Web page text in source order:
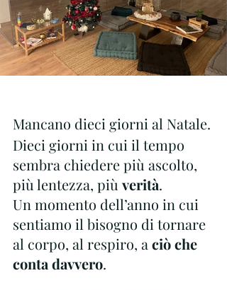
Mancano dieci giorni al Natale.
Dieci giorni in cui il tempo
sembra chiedere più ascolto,
più lentezza, più verità.
Un momento dell’anno in cui
sentiamo il bisogno di tornare
al corpo, al respiro, a ciò che
conta davvero.